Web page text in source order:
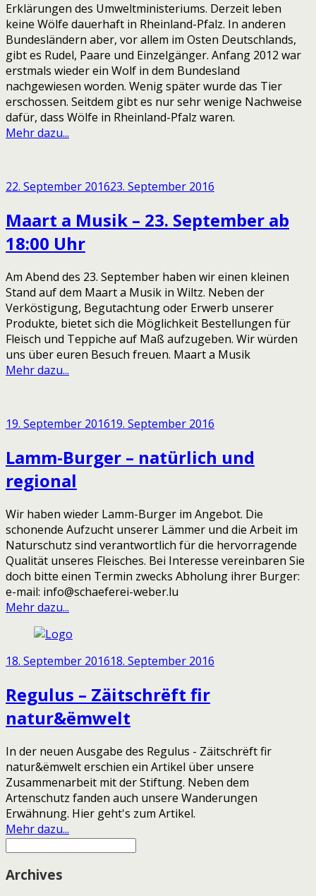
Erklärungen des Umweltministeriums. Derzeit leben
keine Wölfe dauerhaft in Rheinland-Pfalz. In anderen
Bundesländern aber, vor allem im Osten Deutschlands,
gibt es Rudel, Paare und Einzelgänger. Anfang 2012 war
erstmals wieder ein Wolf in dem Bundesland
nachgewiesen worden. Wenig später wurde das Tier
erschossen. Seitdem gibt es nur sehr wenige Nachweise
dafür, dass Wölfe in Rheinland-Pfalz waren.
Mehr dazu...
22. September 201623. September 2016
Maart a Musik – 23. September ab
18:00 Uhr
Am Abend des 23. September haben wir einen kleinen
Stand auf dem Maart a Musik in Wiltz. Neben der
Verköstigung, Begutachtung oder Erwerb unserer
Produkte, bietet sich die Möglichkeit Bestellungen für
Fleisch und Teppiche auf Maß aufzugeben. Wir würden
uns über euren Besuch freuen. Maart a Musik
Mehr dazu...
19. September 201619. September 2016
Lamm-Burger – natürlich und
regional
Wir haben wieder Lamm-Burger im Angebot. Die
schonende Aufzucht unserer Lämmer und die Arbeit im
Naturschutz sind verantwortlich für die hervorragende
Qualität unseres Fleisches. Bei Interesse vereinbaren Sie
doch bitte einen Termin zwecks Abholung ihrer Burger:
e-mail: info@schaeferei-weber.lu
Mehr dazu...
18. September 201618. September 2016
Regulus – Zäitschrëft fir
natur&ëmwelt
In der neuen Ausgabe des Regulus - Zäitschrëft fir
natur&ëmwelt erschien ein Artikel über unsere
Zusammenarbeit mit der Stiftung. Neben dem
Artenschutz fanden auch unsere Wanderungen
Erwähnung. Hier geht's zum Artikel.
Mehr dazu...
Archives